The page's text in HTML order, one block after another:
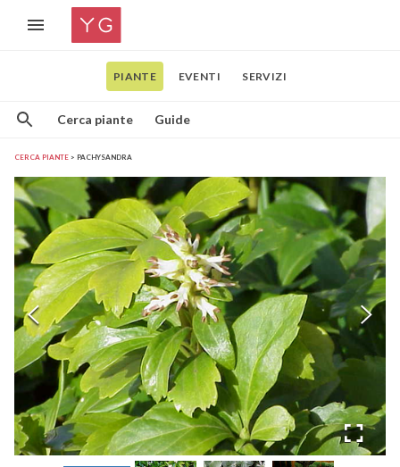
PIANTE EVENTI SERVIZI
Cerca piante Guide
CERCA PIANTE PACHYSANDRA